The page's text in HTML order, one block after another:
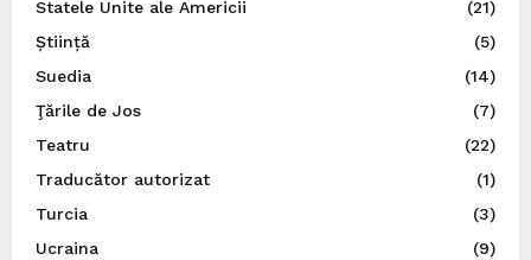
Statele Unite ale Americii
(21)
Știință
(5)
Suedia
(14)
Ţările de Jos
(7)
Teatru
(22)
Traducător autorizat
(1)
Turcia
(3)
Ucraina
(9)